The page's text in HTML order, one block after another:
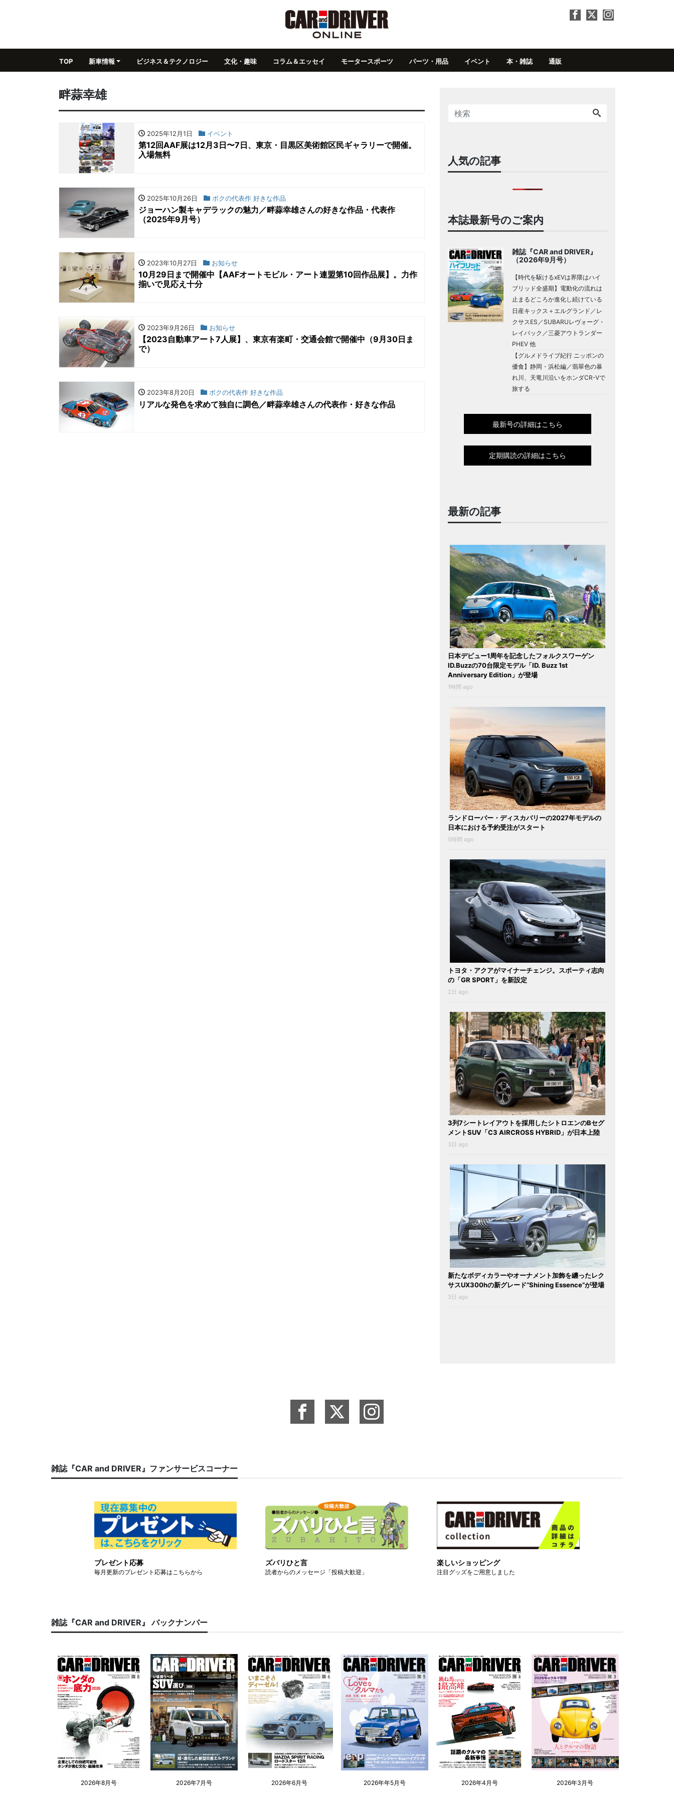
TOP 新車情報 ビジネス＆テクノロジー 文化・趣味 コラム＆エッセイ モータースポーツ パーツ・用品 イベント 本・雑誌 通販
畔蒜幸雄
2025年12月1日 イベント
第12回AAF展は12月3日〜7日、東京・目黒区美術館区民ギャラリーで開催。
入場無料
2025年10月26日 ボクの代表作 好きな作品
ジョーハン製キャデラックの魅力／畔蒜幸雄さんの好きな作品・代表作
（2025年9月号）
2023年10月27日 お知らせ
10月29日まで開催中【AAFオートモビル・アート連盟第10回作品展】。力作
揃いで見応え十分
2023年9月26日 お知らせ
【2023自動車アート7人展】、東京有楽町・交通会館で開催中（9月30日ま
で）
2023年8月20日 ボクの代表作 好きな作品
リアルな発色を求めて独自に調色／畔蒜幸雄さんの代表作・好きな作品
人気の記事
本誌最新号のご案内
雑誌『CAR and DRIVER』
（2026年9月号）
【時代を駆けるxEVは界隈はハイ
ブリッド全盛期】電動化の流れは
止まるどころか進化し続けている
日産キックス＋エルグランド／レ
クサスES／SUBARUレヴォーグ・
レイバック／三菱アウトランダー
PHEV 他
【グルメドライブ紀行 ニッポンの
優食】静岡・浜松編／翡翠色の暴
れ川、天竜川沿いをホンダCR-Vで
旅する
最新号の詳細はこちら
定期購読の詳細はこちら
最新の記事
日本デビュー1周年を記念したフォルクスワーゲン
ID.Buzzの70台限定モデル「ID. Buzz 1st
Anniversary Edition」が登場
1時間 ago
ランドローバー・ディスカバリーの2027年モデルの
日本における予約受注がスタート
5時間 ago
トヨタ・アクアがマイナーチェンジ。スポーティ志向
の「GR SPORT」を新設定
2日 ago
3列7シートレイアウトを採用したシトロエンのBセグ
メントSUV「C3 AIRCROSS HYBRID」が日本上陸
3日 ago
新たなボディカラーやオーナメント加飾を纏ったレク
サスUX300hの新グレード“Shining Essence”が登場
3日 ago
雑誌『CAR and DRIVER』ファンサービスコーナー
プレゼント応募
毎月更新のプレゼント応募はこちらから
ズバリひと言
読者からのメッセージ「投稿大歓迎」
楽しいショッピング
注目グッズをご用意しました
雑誌『CAR and DRIVER』 バックナンバー
2026年8月号 2026年7月号 2026年6月号 2026年年5月号 2026年4月号 2026年3月号